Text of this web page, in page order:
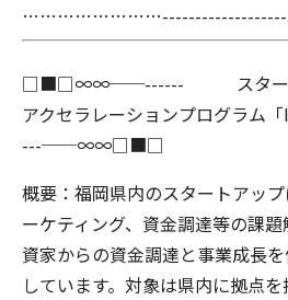
□■□∞∞──------ スタート
アクセラレーションプログラ
---──∞∞□■□
概要：福岡県内のスタートアッ
ーケティング、資金調達等の課
資家からの資金調達と事業成長
しています。対象は県内に拠点